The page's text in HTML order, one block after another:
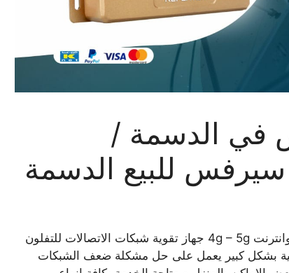
في الدسمة /
مقوي سيرفس الدسمة افضل مقوي شبكة اتصال وانترنت 4g – 5g جهاز تقوية شبكات الاتصالات للتفلون
بشكل كبير يعمل على حل مشكلة ضعف الشبكات